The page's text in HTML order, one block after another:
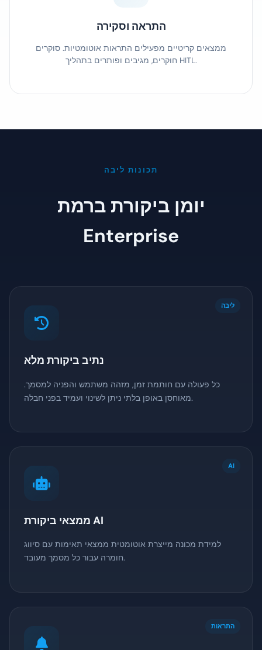
התראה וסקירה
ממצאים קריטיים מפעילים התראות אוטומטיות. סוקרים
חוקרים, מגיבים ופותרים בתהליך HITL.
תכונות ליבה
יומן ביקורת ברמת
Enterprise
ליבה
נתיב ביקורת מלא
כל פעולה עם חותמת זמן, מזהה משתמש והפניה למסמך.
מאוחסן באופן בלתי ניתן לשינוי ועמיד בפני חבלה.
AI
ממצאי ביקורת AI
למידת מכונה מייצרת אוטומטית ממצאי תאימות עם סיווג
חומרה עבור כל מסמך מעובד.
התראות